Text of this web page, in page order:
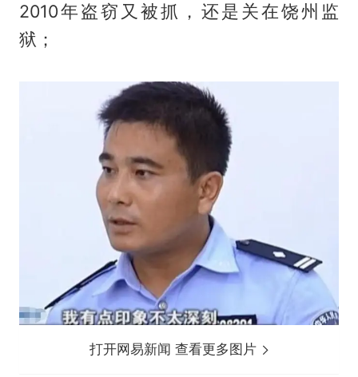
2010年盗窃又被抓，还是关在饶州监
狱；
打开网易新闻 查看更多图片